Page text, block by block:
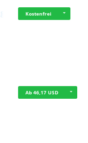
Kostenfrei
Ab 46,17 USD